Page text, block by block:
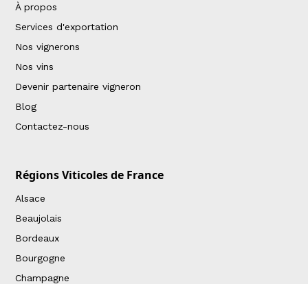
À propos
Services d'exportation
Nos vignerons
Nos vins
Devenir partenaire vigneron
Blog
Contactez-nous
Régions Viticoles de France
Alsace
Beaujolais
Bordeaux
Bourgogne
Champagne